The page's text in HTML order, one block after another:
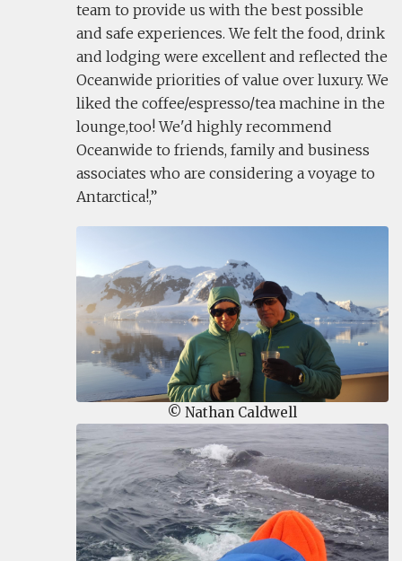
team to provide us with the best possible
and safe experiences. We felt the food, drink
and lodging were excellent and reflected the
Oceanwide priorities of value over luxury. We
liked the coffee/espresso/tea machine in the
lounge,too! We'd highly recommend
Oceanwide to friends, family and business
associates who are considering a voyage to
Antarctica!,
© Nathan Caldwell